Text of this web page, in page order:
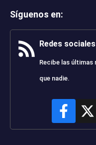
Síguenos en:
Redes sociales
Recibe las
que nadie.